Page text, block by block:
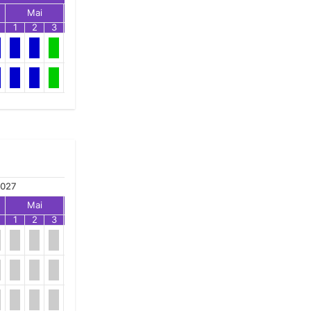
Mai
1 2 3
Mai
1 2 3